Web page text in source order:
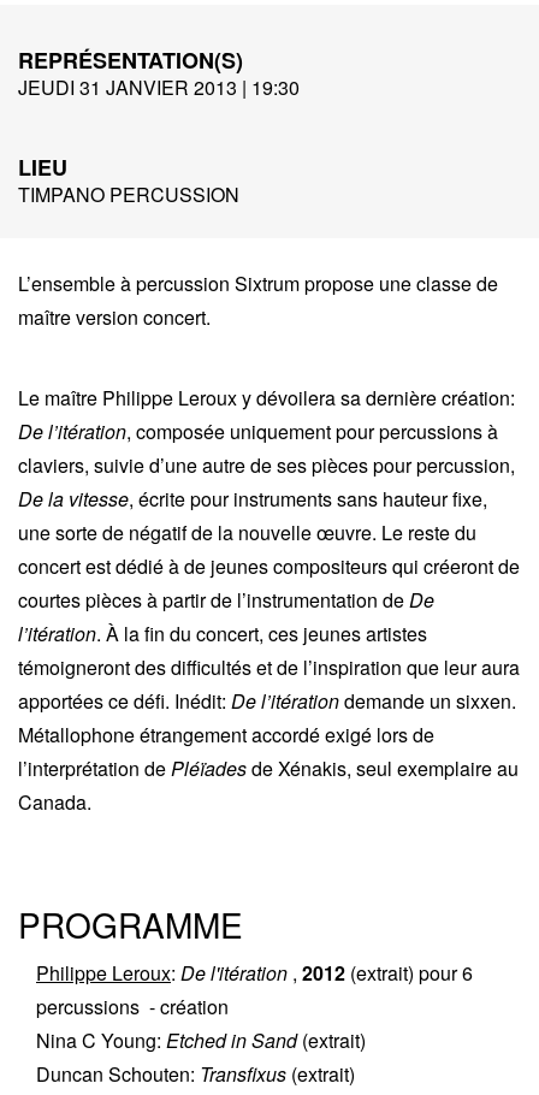
L’ensemble à percussion Sixtrum propose une classe de
maître version concert.
Le maître Philippe Leroux y dévoilera sa dernière création:
De l’itération, composée uniquement pour percussions à
claviers, suivie d’une autre de ses pièces pour percussion,
De la vitesse, écrite pour instruments sans hauteur fixe,
une sorte de négatif de la nouvelle œuvre. Le reste du
concert est dédié à de jeunes compositeurs qui créeront de
courtes pièces à partir de l’instrumentation deDe
l’itération. À la fin du concert, ces jeunes artistes
témoigneront des difficultés et de l’inspiration que leur aura
apportées ce défi. Inédit: De l’itérationdemande un sixxen.
Métallophone étrangement accordé exigé lors de
l’interprétation dePléïadesde Xénakis, seul exemplaire au
Canada.
PROGRAMME
Philippe Leroux: De l'itération , 2012 (extrait) pour6
percussions - création
Nina C Young: Etched in Sand (extrait)
Duncan Schouten: Transfixus (extrait)
REPRÉSENTATION(S)
JEUDI 31 JANVIER 2013 | 19:30
LIEU
TIMPANO PERCUSSION